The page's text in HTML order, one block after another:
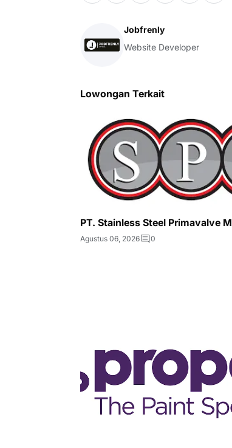
Jobfrenly
Website Developer
Lowongan Terkait
PT. Stainless Steel Primavalve
Agustus 06, 2026 0